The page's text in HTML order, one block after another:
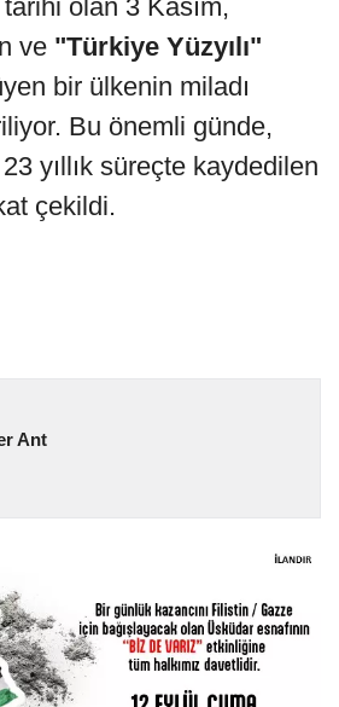
olan 3 Kasım,
ve "Türkiye Yüzyılı"
bir ülkenin miladı
Bu önemli günde,
yıllık süreçte kaydedilen
çekildi.
Ant